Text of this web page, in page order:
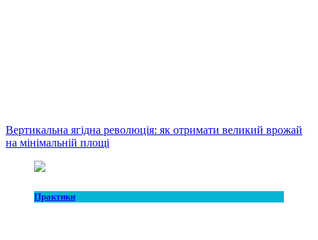
Вертикальна ягідна революція: як отримати великий врожай
на мінімальній площі
Практики